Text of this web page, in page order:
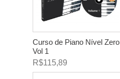
Curso de Piano Nível Zero
Vol 1
R$115,89